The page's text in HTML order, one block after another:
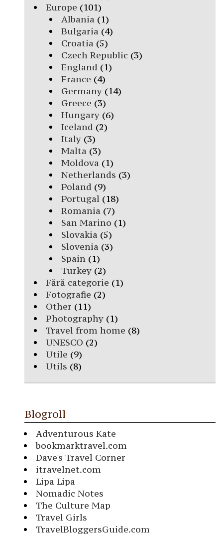
Europe (101)
Albania (1)
Bulgaria (4)
Croatia (5)
Czech Republic (3)
England (1)
France (4)
Germany(14)
Greece (3)
Hungary(6)
Iceland (2)
Italy(3)
Malta (3)
Moldova (1)
Netherlands (3)
Poland (9)
Portugal(18)
Romania (7)
San Marino (1)
Slovakia (5)
Slovenia (3)
Spain(1)
Turkey(2)
Fără categorie (1)
Fotografie (2)
Other (11)
Photography (1)
Travel from home (8)
UNESCO (2)
Utile (9)
Utils (8)
Blogroll
Adventurous Kate
bookmarktravel.com
Dave's Travel Corner
itravelnet.com
Lipa Lipa
Nomadic Notes
The Culture Map
Travel Girls
TravelBloggersGuide.com